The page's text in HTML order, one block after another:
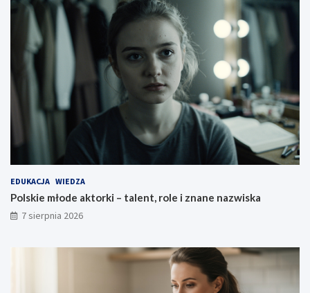
EDUKACJA WIEDZA
Polskie młode aktorki – talent, role i znane nazwiska
7 sierpnia 2026